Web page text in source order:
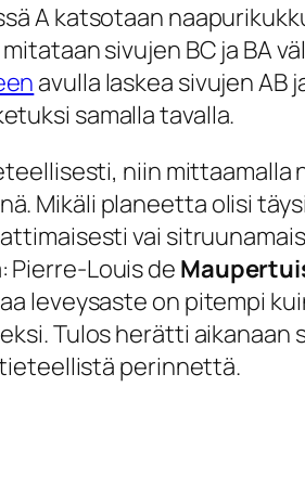
A katsotaan
sivujen BC ja BA
avulla laskea sivujen AB
samalla tavalla.
niin mittaamalla
Mikäli planeetta olisi
vai
Louis de
leveysaste on pitempi
Tulos herätti
perinnettä.